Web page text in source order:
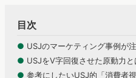
目次
● USJのマーケティング事例が
● USJをV字回復させた原動力と
● 参考にしたいUSJ的「消費者